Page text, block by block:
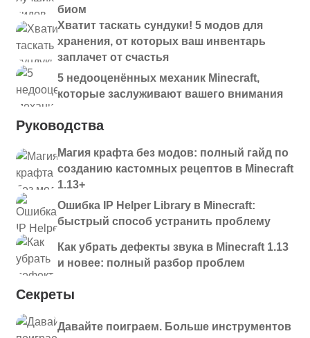
биом
Хватит таскать сундуки! 5 модов для
хранения, от которых ваш инвентарь
заплачет от счастья
5 недооценённых механик Minecraft,
которые заслуживают вашего внимания
Руководства
Магия крафта без модов: полный гайд по
созданию кастомных рецептов в Minecraft
1.13+
Ошибка IP Helper Library в Minecraft:
быстрый способ устранить проблему
Как убрать дефекты звука в Minecraft 1.13
и новее: полный разбор проблем
Секреты
Давайте поиграем. Больше инструментов